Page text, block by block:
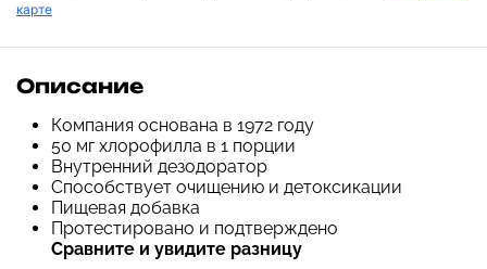
карте
Описание
Компания основана в 1972 году
50 мг хлорофилла в 1 порции
Внутренний дезодоратор
Способствует очищению и детоксикации
Пищевая добавка
Протестировано и подтверждено
Сравните и увидите разницу